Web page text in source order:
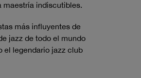
maestría indiscutibles.
más influyentes de
jazz de todo el mundo
el legendario jazz club